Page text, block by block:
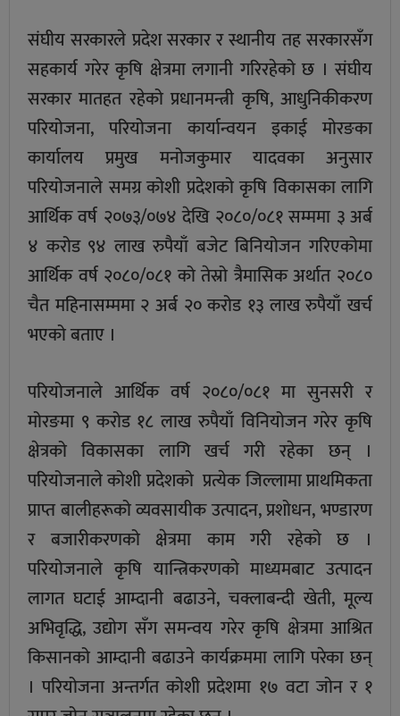
संघीय सरकारले प्रदेश सरकार र स्थानीय तह सरकारसँग
सहकार्य गरेर कृषि क्षेत्रमा लगानी गरिरहेको छ । संघीय
सरकार मातहत रहेको प्रधानमन्त्री कृषि, आधुनिकीकरण
परियोजना, परियोजना कार्यान्वयन इकाई मोरङका
कार्यालय प्रमुख मनोजकुमार यादवका अनुसार
परियोजनाले समग्र कोशी प्रदेशको कृषि विकासका लागि
आर्थिक वर्ष २०७३/०७४ देखि २०८०/०८१ सम्ममा ३ अर्ब
४ करोड ९४ लाख रुपैयाँ बजेट बिनियोजन गरिएकोमा
आर्थिक वर्ष २०८०/०८१ को तेस्रो त्रैमासिक अर्थात २०८०
चैत महिनासम्ममा २ अर्ब २० करोड १३ लाख रुपैयाँ खर्च
भएको बताए ।
परियोजनाले आर्थिक वर्ष २०८०/०८१ मा सुनसरी र
मोरङमा ९ करोड १८ लाख रुपैयाँ विनियोजन गरेर कृषि
क्षेत्रको विकासका लागि खर्च गरी रहेका छन् ।
परियोजनाले कोशी प्रदेशको प्रत्येक जिल्लामा प्राथमिकता
प्राप्त बालीहरूको व्यवसायीक उत्पादन, प्रशोधन, भण्डारण
र बजारीकरणको क्षेत्रमा काम गरी रहेको छ ।
परियोजनाले कृषि यान्त्रिकरणको माध्यमबाट उत्पादन
लागत घटाई आम्दानी बढाउने, चक्लाबन्दी खेती, मूल्य
अभिवृद्धि, उद्योग सँग समन्वय गरेर कृषि क्षेत्रमा आश्रित
किसानको आम्दानी बढाउने कार्यक्रममा लागि परेका छन्
। परियोजना अन्तर्गत कोशी प्रदेशमा १७ वटा जोन र १